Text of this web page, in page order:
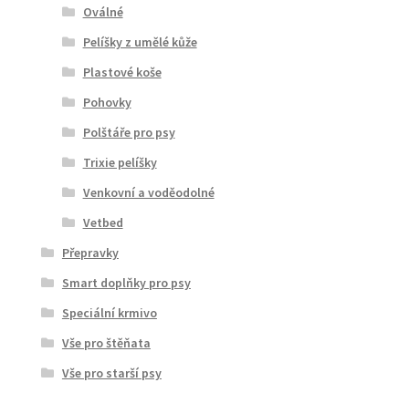
Oválné
Pelíšky z umělé kůže
Plastové koše
Pohovky
Polštáře pro psy
Trixie pelíšky
Venkovní a voděodolné
Vetbed
Přepravky
Smart doplňky pro psy
Speciální krmivo
Vše pro štěňata
Vše pro starší psy